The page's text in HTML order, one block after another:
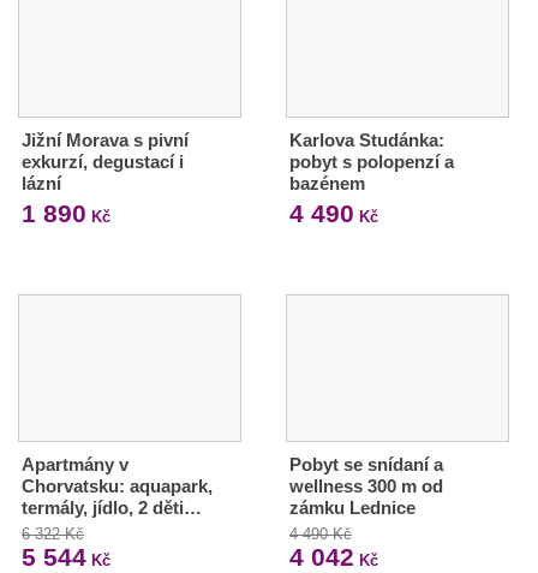
Jižní Morava s pivní
exkurzí, degustací i
lázní
1 890 Kč
Karlova Studánka:
pobyt s polopenzí a
bazénem
4 490 Kč
Apartmány v
Chorvatsku: aquapark,
termály, jídlo, 2 děti…
6 322 Kč
5 544 Kč
Pobyt se snídaní a
wellness 300 m od
zámku Lednice
4 490 Kč
4 042 Kč